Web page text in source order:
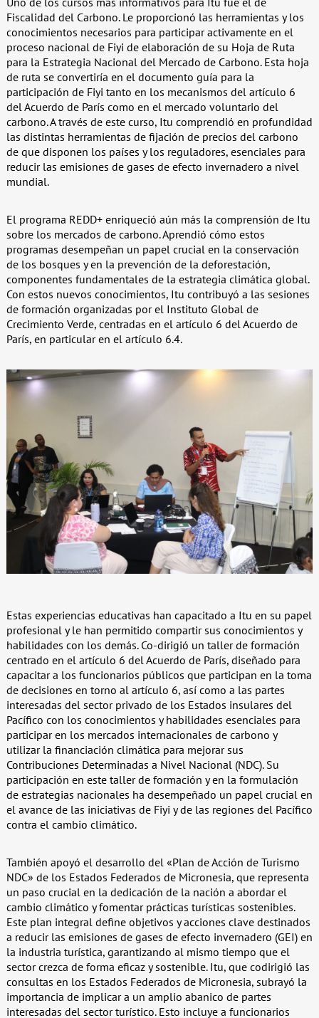
Fiscalidad del Carbono. Le proporcionó las herramientas y los
conocimientos necesarios para participar activamente en el
proceso nacional de Fiyi de elaboración de su Hoja de Ruta
para la Estrategia Nacional del Mercado de Carbono. Esta hoja
de ruta se convertiría en el documento guía para la
participación de Fiyi tanto en los mecanismos del artículo 6
del Acuerdo de París como en el mercado voluntario del
carbono. A través de este curso, Itu comprendió en profundidad
las distintas herramientas de fijación de precios del carbono
de que disponen los países y los reguladores, esenciales para
reducir las emisiones de gases de efecto invernadero a nivel
mundial.
El programa REDD+ enriqueció aún más la comprensión de Itu
sobre los mercados de carbono. Aprendió cómo estos
programas desempeñan un papel crucial en la conservación
de los bosques y en la prevención de la deforestación,
componentes fundamentales de la estrategia climática global.
Con estos nuevos conocimientos, Itu contribuyó a las sesiones
de formación organizadas por el Instituto Global de
Crecimiento Verde, centradas en el artículo 6 del Acuerdo de
París, en particular en el artículo 6.4.
Estas experiencias educativas han capacitado a Itu en su papel
profesional y le han permitido compartir sus conocimientos y
habilidades con los demás. Co-dirigió un taller de formación
centrado en el artículo 6 del Acuerdo de París, diseñado para
capacitar a los funcionarios públicos que participan en la toma
de decisiones en torno al artículo 6, así como a las partes
interesadas del sector privado de los Estados insulares del
Pacífico con los conocimientos y habilidades esenciales para
participar en los mercados internacionales de carbono y
utilizar la financiación climática para mejorar sus
Contribuciones Determinadas a Nivel Nacional (NDC). Su
participación en este taller de formación y en la formulación
de estrategias nacionales ha desempeñado un papel crucial en
el avance de las iniciativas de Fiyi y de las regiones del Pacífico
contra el cambio climático.
También apoyó el desarrollo del «Plan de Acción de Turismo
NDC» de los Estados Federados de Micronesia, que representa
un paso crucial en la dedicación de la nación a abordar el
cambio climático y fomentar prácticas turísticas sostenibles.
Este plan integral define objetivos y acciones clave destinados
a reducir las emisiones de gases de efecto invernadero (GEI) en
la industria turística, garantizando al mismo tiempo que el
sector crezca de forma eficaz y sostenible. Itu, que codirigió las
consultas en los Estados Federados de Micronesia, subrayó la
importancia de implicar a un amplio abanico de partes
interesadas del sector turístico. Esto incluye a funcionarios